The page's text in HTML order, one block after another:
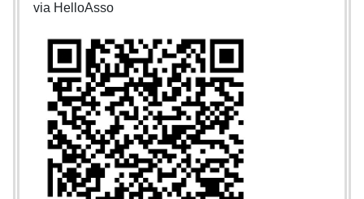
via HelloAsso